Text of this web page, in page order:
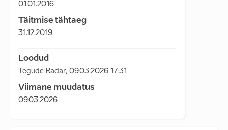
01.01.2016
Täitmise tähtaeg
31.12.2019
Loodud
Tegude Radar, 09.03.2026 17:31
Viimane muudatus
09.03.2026